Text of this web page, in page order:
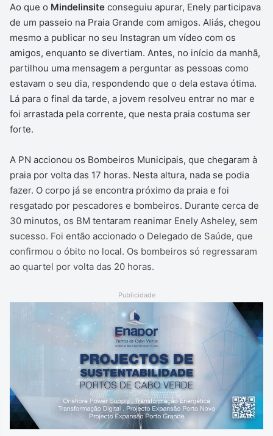
Ao que o Mindelinsite conseguiu apurar, Enely participava
de um passeio na Praia Grande com amigos. Aliás, chegou
mesmo a publicar no seu Instagran um vídeo com os
amigos, enquanto se divertiam. Antes, no início da manhã,
partilhou uma mensagem a perguntar as pessoas como
estavam o seu dia, respondendo que o dela estava ótima.
Lá para o final da tarde, a jovem resolveu entrar no mar e
foi arrastada pela corrente, que nesta praia costuma ser
forte.
A PN accionou os Bombeiros Municipais, que chegaram à
praia por volta das 17 horas. Nesta altura, nada se podia
fazer. O corpo já se encontra próximo da praia e foi
resgatado por pescadores e bombeiros. Durante cerca de
30 minutos, os BM tentaram reanimar Enely Asheley, sem
sucesso. Foi então accionado o Delegado de Saúde, que
confirmou o óbito no local. Os bombeiros só regressaram
ao quartel por volta das 20 horas.
Publicidade